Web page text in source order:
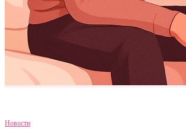
Новости